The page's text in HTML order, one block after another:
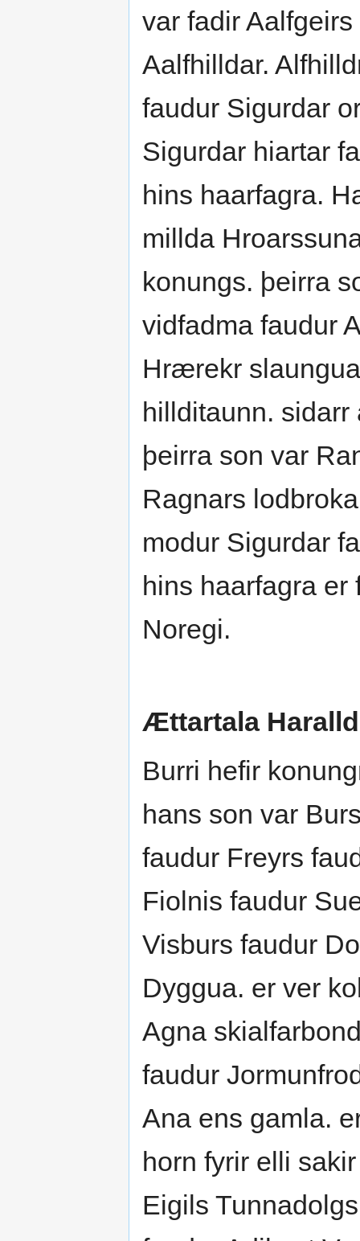
var fadir
Aalfhilldar.
faudur Sigurdar
Sigurdar hiartar
hins haarfagra.
millda
konungs. þeirra
vidfadma faudur
Hrærekr
hillditaunn.
þeirra son var
Ragnars
modur Sigurdar
hins haarfagra
Noregi.
Ættartala
Burri hefir
hans son var
faudur Freyrs
Fiolnis faudur
Visburs faudur
Dyggua. er ver
Agna
faudur
Ana ens gamla.
horn fyrir elli
Eigils